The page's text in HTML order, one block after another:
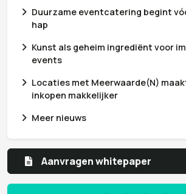
Duurzame eventcatering begint
hap
Kunst als geheim ingrediënt voor
events
Locaties met Meerwaarde(N)
inkopen makkelijker
Meer nieuws
Aanvragen whitepaper